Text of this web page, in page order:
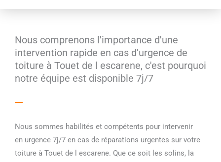
Nous comprenons l'importance d'une
intervention rapide en cas d'urgence de
toiture à Touet de l escarene, c'est pourquoi
notre équipe est disponible 7j/7
Nous sommes habilités et compétents pour intervenir
en urgence 7j/7 en cas de réparations urgentes sur votre
toiture à Touet de l escarene. Que ce soit les solins, la